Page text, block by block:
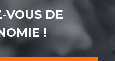
VOUS DE
!